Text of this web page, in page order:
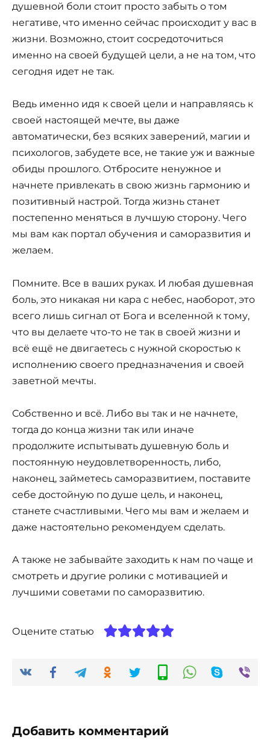
душевной боли стоит просто забыть о том
негативе, что именно сейчас происходит у вас в
жизни. Возможно, стоит сосредоточиться
именно на своей будущей цели, а не на том, что
сегодня идет не так.
Ведь именно идя к своей цели и направляясь к
своей настоящей мечте, вы даже
автоматически, без всяких заверений, магии и
психологов, забудете все, не такие уж и важные
обиды прошлого. Отбросите ненужное и
начнете привлекать в свою жизнь гармонию и
позитивный настрой. Тогда жизнь станет
постепенно меняться в лучшую сторону. Чего
мы вам как портал обучения и саморазвития и
желаем.
Помните. Все в ваших руках. И любая душевная
боль, это никакая ни кара с небес, наоборот, это
всего лишь сигнал от Бога и вселенной к тому,
что вы делаете что-то не так в своей жизни и
всё ещё не двигаетесь с нужной скоростью к
исполнению своего предназначения и своей
заветной мечты.
Собственно и всё. Либо вы так и не начнете,
тогда до конца жизни так или иначе
продолжите испытывать душевную боль и
постоянную неудовлетворенность, либо,
наконец, займетесь саморазвитием, поставите
себе достойную по душе цель, и наконец,
станете счастливыми. Чего мы вам и желаем и
даже настоятельно рекомендуем сделать.
А также не забывайте заходить к нам по чаще и
смотреть и другие ролики с мотивацией и
лучшими советами по саморазвитию.
Оцените статью
Добавить комментарий